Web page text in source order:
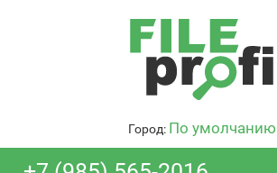
Город: По умолчанию